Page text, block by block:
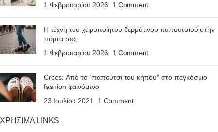
1 Φεβρουαρίου 2026
1 Comment
Η τέχνη του χειροποίητου δερμάτινου παπουτσιού στην
πόρτα σας
1 Φεβρουαρίου 2026
1 Comment
Crocs: Από το “παπούτσι του κήπου” στο παγκόσμιο
fashion φαινόμενο
23 Ιουλίου 2021
1 Comment
ΧΡΗΣΙΜΑ LINKS